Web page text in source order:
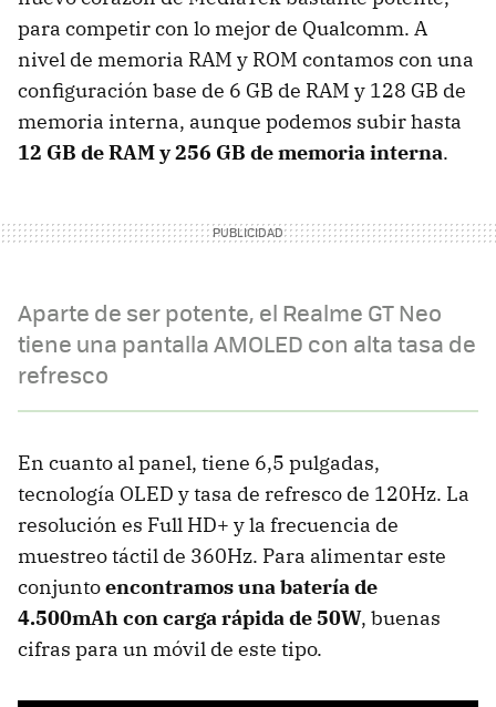
para competir con lo mejor de Qualcomm. A
nivel de memoria RAM y ROM contamos con una
configuración base de 6 GB de RAM y 128 GB de
memoria interna, aunque podemos subir hasta
12 GB de RAM y 256 GB de memoria interna.
Aparte de ser potente, el Realme GT Neo
tiene una pantalla AMOLED con alta tasa de
refresco
En cuanto al panel, tiene 6,5 pulgadas,
tecnología OLED y tasa de refresco de 120Hz. La
resolución es Full HD+ y la frecuencia de
muestreo táctil de 360Hz. Para alimentar este
conjuntoencontramos una batería de
4.500mAh con carga rápida de 50W, buenas
cifras para un móvil de este tipo.